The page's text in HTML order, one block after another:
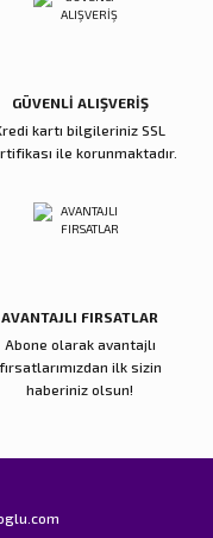
GÜVENLİ ALIŞVERİŞ
kartı bilgileriniz SSL
ile korunmaktadır.
AVANTAJLI FIRSATLAR
Abone olarak avantajlı
fırsatlarımızdan ilk sizin
haberiniz olsun!